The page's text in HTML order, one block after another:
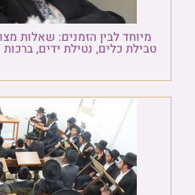
מיוחד לבין הזמנים: שאלות
טבילת כלים, נטילת ידים,